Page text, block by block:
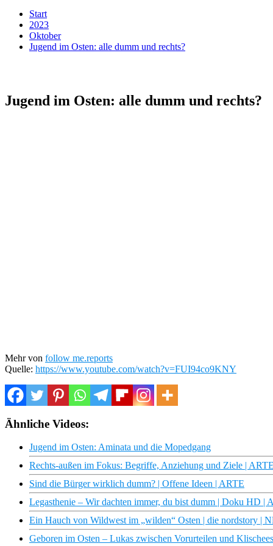
Start
2023
Oktober
Jugend im Osten: alle dumm und rechts?
Jugend im Osten: alle dumm und rechts?
Mehr von follow me.reports
Quelle: https://www.youtube.com/watch?v=FUI94co9KNY
Ähnliche Videos:
Jugend im Osten: Aminata und die Mopedgang
Rechts-außen im Fokus: Begriffe, Anziehung und Ziele |
Sind die Bürger wirklich dumm? | Offene Ideen | ARTE
Legasthenie – Wir dachten immer, du bist dumm | Doku HD |
Ein Hauch von Wildwest im „wilden“ Osten | die nordstory |
Geboren im Osten – Lukas zwischen Vorurteilen und